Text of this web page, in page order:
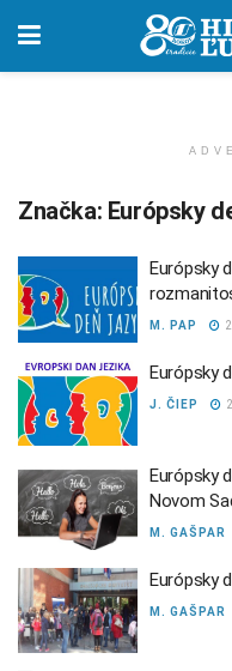
Značka: Európsky
Európsky
M. PAP
Európsky
J. ČIEP
Európsky
Novom
M. GAŠPAR
Európsky
M. GAŠPAR